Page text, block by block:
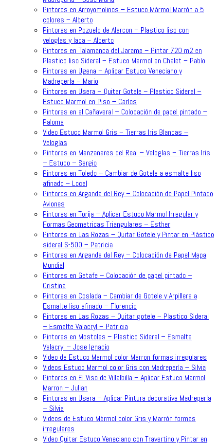
Pintores en Arroyomolinos – Estuco Mármol Marrón a 5
colores – Alberto
Pintores en Pozuelo de Alarcon – Plastico liso con
veloglas y laca – Alberto
Pintores en Talamanca del Jarama – Pintar 720 m2 en
Plastico liso Sideral – Estuco Marmol en Chalet – Pablo
Pintores en Ugena – Aplicar Estuco Veneciano y
Madreperla – Mario
Pintores en Usera – Quitar Gotele – Plastico Sideral –
Estuco Marmol en Piso – Carlos
Pintores en el Cañaveral – Colocación de papel pintado –
Paloma
Video Estuco Marmol Gris – Tierras Iris Blancas –
Veloglas
Pintores en Manzanares del Real – Veloglas – Tierras Iris
– Estuco – Sergio
Pintores en Toledo – Cambiar de Gotele a esmalte liso
afinado – Local
Pintores en Arganda del Rey – Colocación de Papel Pintado
Aviones
Pintores en Torija – Aplicar Estuco Marmol Irregular y
Formas Geometricas Triangulares – Esther
Pintores en Las Rozas – Quitar Gotele y Pintar en Plástico
sideral S-500 – Patricia
Pintores en Arganda del Rey – Colocación de Papel Mapa
Mundial
Pintores en Getafe – Colocación de papel pintado –
Cristina
Pintores en Coslada – Cambiar de Gotele y Arpillera a
Esmalte liso afinado – Florencio
Pintores en Las Rozas – Quitar gotele – Plastico Sideral
– Esmalte Valacryl – Patricia
Pintores en Mostoles – Plastico Sideral – Esmalte
Valacryl – Jose Ignacio
Video de Estuco Marmol color Marron formas irregulares
Videos Estuco Marmol color Gris con Madreperla – Silvia
Pintores en El Viso de Villalbilla – Aplicar Estuco Marmol
Marron – Julian
Pintores en Usera – Aplicar Pintura decorativa Madreperla
– Silvia
Videos de Estuco Mármol color Gris y Marrón formas
irregulares
Video Quitar Estuco Veneciano con Travertino y Pintar en